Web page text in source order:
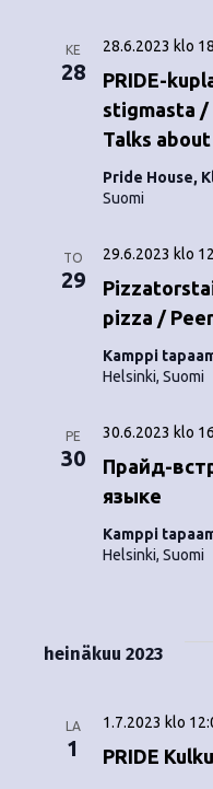
KE
28
PRIDE-
stigmasta /
Talks
28.6.2023 klo
Pride House,
Suomi
TO
29
pizza /
29.6.2023 klo
Kamppi
Helsinki, Suomi
PE
30
Прайд-
языке
30.6.2023 klo
Kamppi
Helsinki, Suomi
heinäkuu 2023
LA
1 PRIDE
1.7.2023 klo